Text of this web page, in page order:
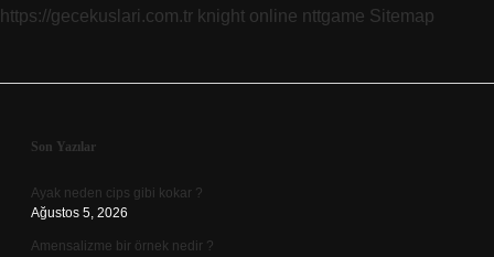
https://gecekuslari.com.tr knight online nttgame Sitemap
Sidebar
Son Yazılar
Ayak neden cips gibi kokar ?
Ağustos 5, 2026
Amensalizme bir örnek nedir ?